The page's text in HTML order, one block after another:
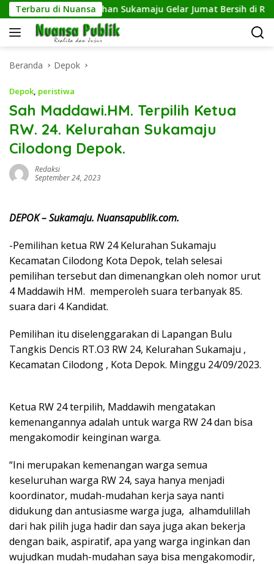
Langsung
ke
konten
Terbaru di Nuansa
Kelurahan Sukamaju Gelar Jumat Bersih di RW 23,
Beranda Depok
Depok, peristiwa
Sah Maddawi.HM. Terpilih Ketua
RW. 24. Kelurahan Sukamaju
Cilodong Depok.
Redaksi
September 24, 2023
DEPOK – Sukamaju. Nuansapublik.com.
-Pemilihan ketua RW 24 Kelurahan Sukamaju
Kecamatan Cilodong Kota Depok, telah selesai
pemilihan tersebut dan dimenangkan oleh nomor urut
4 Maddawih HM. memperoleh suara terbanyak 85.
suara dari 4 Kandidat.
Pemilihan itu diselenggarakan di Lapangan Bulu
Tangkis Dencis RT.O3 RW 24, Kelurahan Sukamaju ,
Kecamatan Cilodong , Kota Depok. Minggu 24/09/2023.
Ketua RW 24 terpilih, Maddawih mengatakan
kemenangannya adalah untuk warga RW 24 dan bisa
mengakomodir keinginan warga.
“Ini merupakan kemenangan warga semua
keseluruhan warga RW 24, saya hanya menjadi
koordinator, mudah-mudahan kerja saya nanti
didukung dan antusiasme warga juga, alhamdulillah
dari hak pilih juga hadir dan saya juga akan bekerja
dengan baik, aspiratif, apa yang warga inginkan dan
wujudkan mudah-mudahan saya bisa mengakomodir,